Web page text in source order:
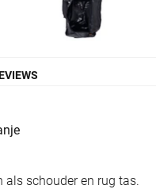
als schouder en rug tas.